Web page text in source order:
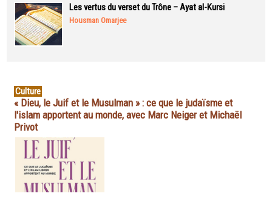
Les vertus du verset du Trône – Ayat al-Kursi
Housman Omarjee
Culture
« Dieu, le Juif et le Musulman » : ce que le judaïsme et
l'islam apportent au monde, avec Marc Neiger et Michaël
Privot